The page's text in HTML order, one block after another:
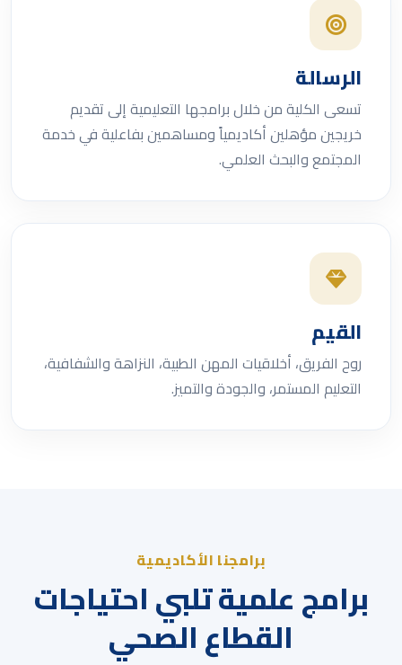
الرسالة
تسعى الكلية من خلال برامجها التعليمية إلى تقديم
خريجين مؤهلين أكاديمياً ومساهمين بفاعلية في خدمة
المجتمع والبحث العلمي.
القيم
روح الفريق، أخلاقيات المهن الطبية، النزاهة والشفافية،
التعليم المستمر، والجودة والتميز.
برامجنا الأكاديمية
برامج علمية تلبي احتياجات
القطاع الصحي